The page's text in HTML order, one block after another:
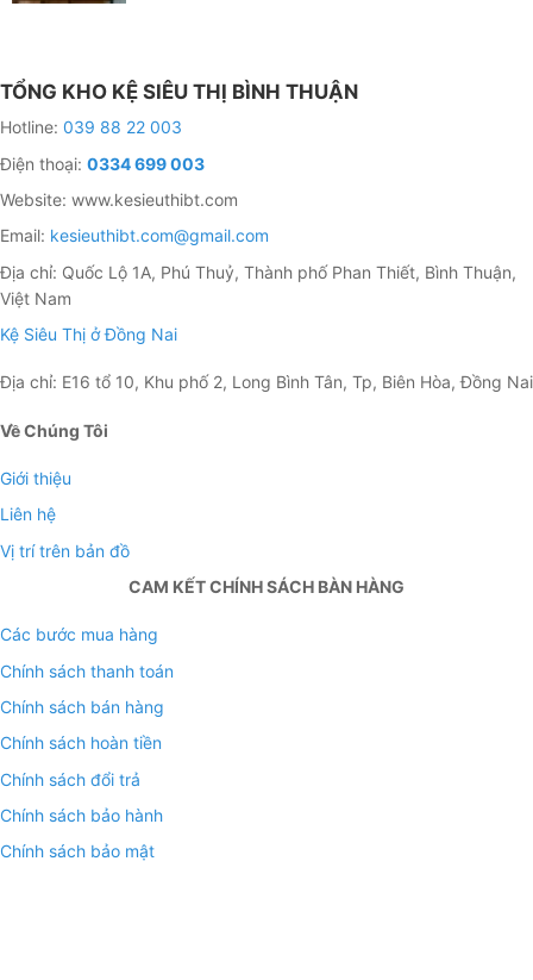
TỔNG KHO KỆ SIÊU THỊ BÌNH THUẬN
Hotline: 039 88 22 003
Điện thoại: 0334 699 003
Website: www.kesieuthibt.com
Email: kesieuthibt.com@gmail.com
Địa chỉ: Quốc Lộ 1A, Phú Thuỷ, Thành phố Phan Thiết, Bình Thuận,
Việt Nam
Kệ Siêu Thị ở Đồng Nai
Địa chỉ: E16 tổ 10, Khu phố 2, Long Bình Tân, Tp, Biên Hòa, Đồng Nai
Về Chúng Tôi
Giới thiệu
Liên hệ
Vị trí trên bản đồ
CAM KẾT CHÍNH SÁCH BÀN HÀNG
Các bước mua hàng
Chính sách thanh toán
Chính sách bán hàng
Chính sách hoàn tiền
Chính sách đổi trả
Chính sách bảo hành
Chính sách bảo mật